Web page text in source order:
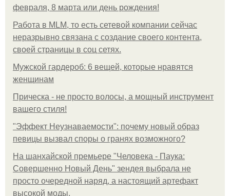
февраля, 8 марта или день рождения!
Работа в MLM, то есть сетевой компании сейчас
неразрывно связана с создание своего контента,
своей страницы в соц сетях.
Мужской гардероб: 6 вещей, которые нравятся
женщинам
Прическа - не просто волосы, а мощный инструмент
вашего стиля!
"Эффект Неузнаваемости": почему новый образ
певицы вызвал споры о гранях возможного?
На шанхайской премьере "Человека - Паука:
Совершенно Новый День" зендея выбрала не
просто очередной наряд, а настоящий артефакт
высокой моды.